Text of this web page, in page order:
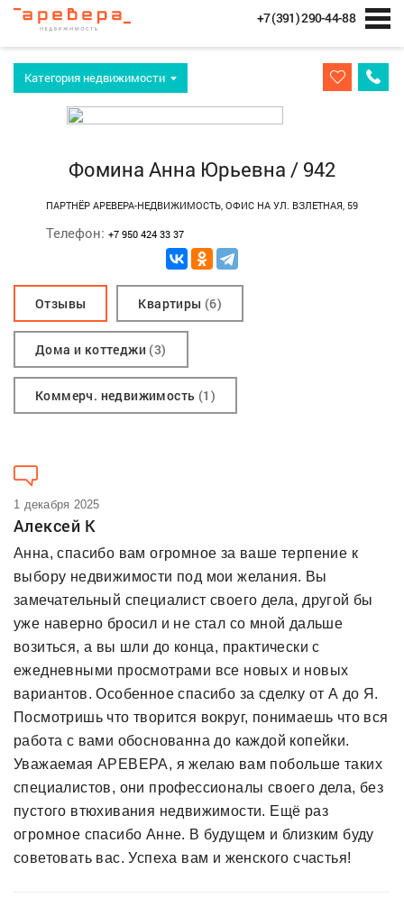
+7 (391) 290-44-88
Категория недвижимости
Фомина Анна Юрьевна / 942
ПАРТНЁР АРЕВЕРА-НЕДВИЖИМОСТЬ, ОФИС НА УЛ. ВЗЛЕТНАЯ, 59
Телeфон: +7 950 424 33 37
Отзывы Квартиры (6)
Дома и коттеджи (3)
Коммерч. недвижимость (1)
1 декабря 2025
Алексей К
Анна, спасибо вам огромное за ваше терпение к
выбору недвижимости под мои желания. Вы
замечательный специалист своего дела, другой бы
уже наверно бросил и не стал со мной дальше
возиться, а вы шли до конца, практически с
ежедневными просмотрами все новых и новых
вариантов. Особенное спасибо за сделку от А до Я.
Посмотришь что творится вокруг, понимаешь что вся
работа с вами обоснованна до каждой копейки.
Уважаемая АРЕВЕРА, я желаю вам побольше таких
специалистов, они профессионалы своего дела, без
пустого втюхивания недвижимости. Ещё раз
огромное спасибо Анне. В будущем и близким буду
советовать вас. Успеха вам и женского счастья!